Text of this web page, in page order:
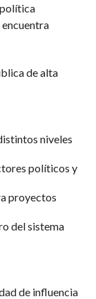
de alta
niveles
políticos y
proyectos
del sistema
de influencia